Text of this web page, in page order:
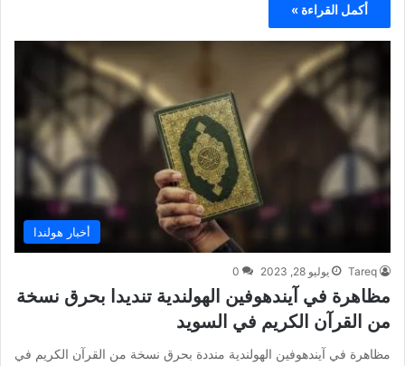
أكمل القراءة »
أخبار هولندا
Tareq يوليو 28, 2023 0
مظاهرة في آيندهوفين الهولندية تنديدا بحرق نسخة
من القرآن الكريم في السويد
مظاهرة في آيندهوفين الهولندية منددة بحرق نسخة من القرآن الكريم في